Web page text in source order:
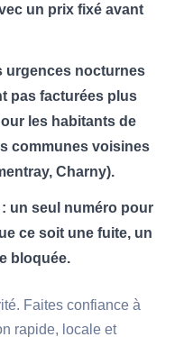
un prix fixé avant
urgences nocturnes
pas facturées plus
les habitants de
communes voisines
Charny).
: un seul numéro pour
ce soit une fuite, un
bloquée.
Faites confiance à
rapide, locale et